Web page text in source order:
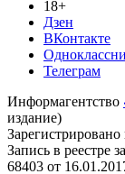
18+
Дзен
ВКонтакте
Телеграм
Информагентство
издание)
Запись в
68403 от